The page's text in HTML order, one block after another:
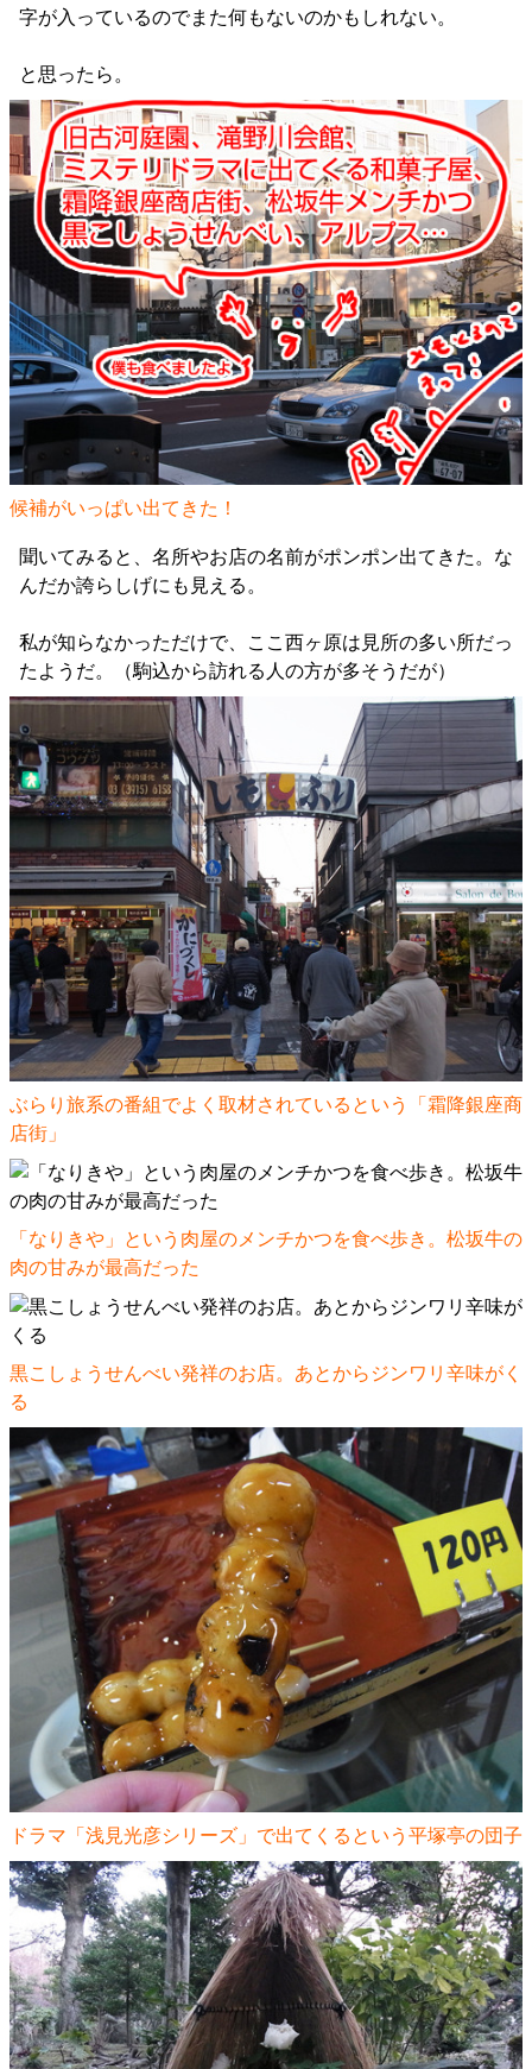
字が入っているのでまた何もないのかもしれない。
と思ったら。
候補がいっぱい出てきた！
聞いてみると、名所やお店の名前がポンポン出てきた。な
んだか誇らしげにも見える。
私が知らなかっただけで、ここ西ヶ原は見所の多い所だっ
たようだ。（駒込から訪れる人の方が多そうだが）
ぶらり旅系の番組でよく取材されているという「霜降銀座商
店街」
「なりきや」という肉屋のメンチかつを食べ歩き。松坂牛の
肉の甘みが最高だった
黒こしょうせんべい発祥のお店。あとからジンワリ辛味がく
る
ドラマ「浅見光彦シリーズ」で出てくるという平塚亭の団子